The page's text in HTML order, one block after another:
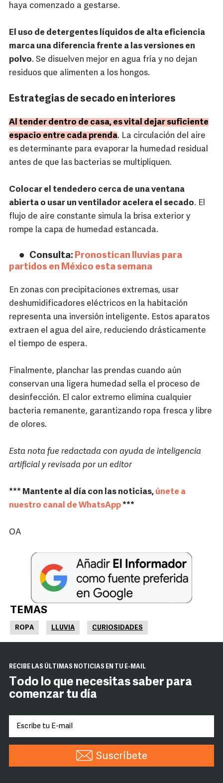
haya comenzado a gestarse.
El uso de detergentes líquidos de alta eficiencia
marca una diferencia frente a las versiones en
polvo. Se disuelven mejor en agua fría y no dejan
residuos que alimenten a los hongos.
Estrategias de secado en interiores
Al tender dentro de casa, es vital dejar suficiente
espacio entre cada prenda. La circulación del aire
es determinante para evaporar la humedad residual
antes de que las bacterias se multipliquen.
Colocar el tendedero cerca de una ventana
abierta o usar un ventilador acelera el secado. El
flujo de aire constante simula la brisa exterior y
rompe la capa de humedad estancada.
Consulta: Pronostican lluvias para
partidos en México esta semana
En zonas con precipitaciones extremas, usar
deshumidificadores eléctricos en la habitación
representa una inversión inteligente. Estos aparatos
extraen el agua del aire, reduciendo drásticamente
el tiempo de espera.
Finalmente, planchar las prendas cuando aún
conservan una ligera humedad sella el proceso de
desinfección. El calor extremo elimina cualquier
bacteria remanente, garantizando ropa fresca y libre
de olores.
Esta nota fue redactada con ayuda de inteligencia
artificial y revisada por un editor
*** Mantente al día con las noticias, únete a
nuestro canal de WhatsApp***
OA
TEMAS
ROPA LLUVIA CURIOSIDADES
RECIBE LAS ÚLTIMAS NOTICIAS EN TU E-MAIL
Todo lo que necesitas saber para
comenzar tu día
Suscríbete